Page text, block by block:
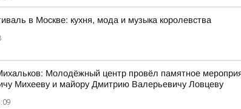
в Москве: кухня, мода и музыка королевства
Молодёжный центр провёл памятное
Михееву и майору Дмитрию Валерьевичу Ловцеву